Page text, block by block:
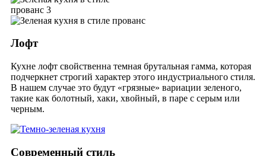
Лофт
Кухне лофт свойственна темная брутальная гамма, которая
подчеркнет строгий характер этого индустриального стиля.
В нашем случае это будут «грязные» вариации зеленого,
такие как болотный, хаки, хвойный, в паре с серым или
черным.
Современный стиль